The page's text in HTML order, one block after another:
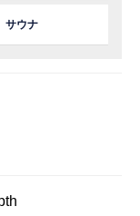
サウナ